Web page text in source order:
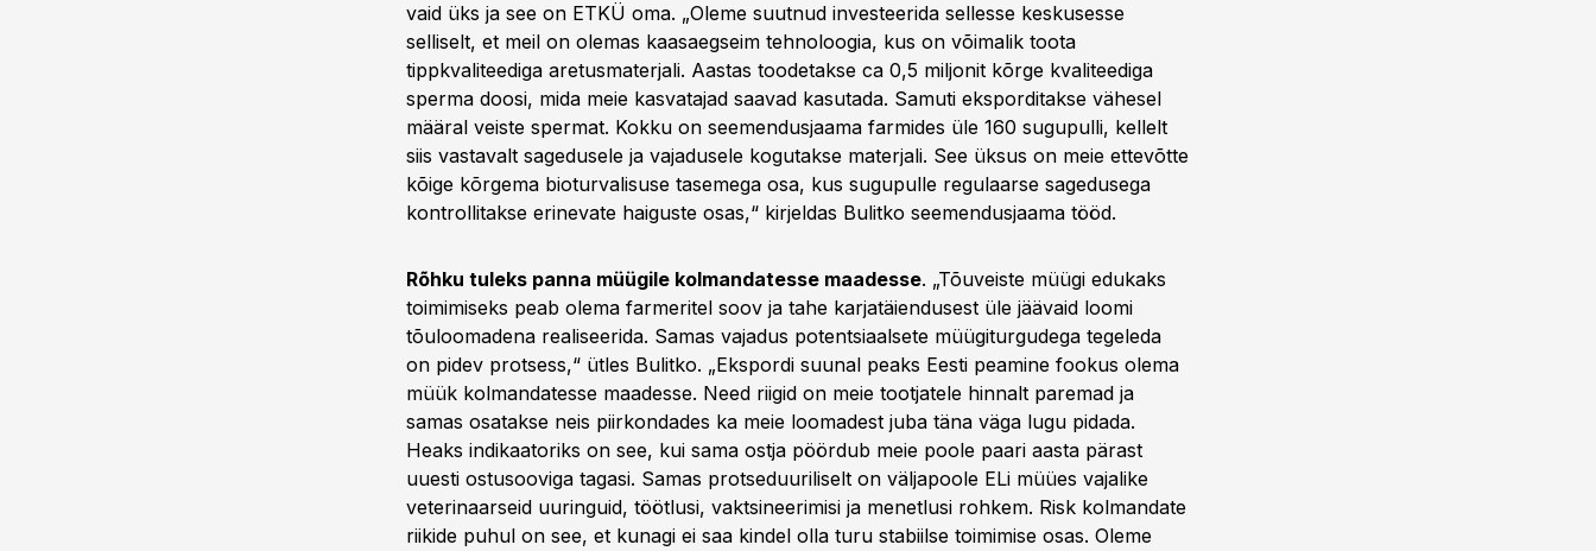
vaid üks ja see on ETKÜ oma. „Oleme suutnud investeerida sellesse keskusesse
selliselt, et meil on olemas kaasaegseim tehnoloogia, kus on võimalik toota
tippkvaliteediga aretusmaterjali. Aastas toodetakse ca 0,5 miljonit kõrge kvaliteediga
sperma doosi, mida meie kasvatajad saavad kasutada. Samuti eksporditakse vähesel
määral veiste spermat. Kokku on seemendusjaama farmides üle 160 sugupulli, kellelt
siis vastavalt sagedusele ja vajadusele kogutakse materjali. See üksus on meie ettevõtte
kõige kõrgema bioturvalisuse tasemega osa, kus sugupulle regulaarse sagedusega
kontrollitakse erinevate haiguste osas,“ kirjeldas Bulitko seemendusjaama tööd.
Rõhku tuleks panna müügile kolmandatesse maadesse. „Tõuveiste müügi edukaks
toimimiseks peab olema farmeritel soov ja tahe karjatäiendusest üle jäävaid loomi
tõuloomadena realiseerida. Samas vajadus potentsiaalsete müügiturgudega tegeleda
on pidev protsess,“ ütles Bulitko. „Ekspordi suunal peaks Eesti peamine fookus olema
müük kolmandatesse maadesse. Need riigid on meie tootjatele hinnalt paremad ja
samas osatakse neis piirkondades ka meie loomadest juba täna väga lugu pidada.
Heaks indikaatoriks on see, kui sama ostja pöördub meie poole paari aasta pärast
uuesti ostusooviga tagasi. Samas protseduuriliselt on väljapoole ELi müües vajalike
veterinaarseid uuringuid, töötlusi, vaktsineerimisi ja menetlusi rohkem. Risk kolmandate
riikide puhul on see, et kunagi ei saa kindel olla turu stabiilse toimimise osas. Oleme